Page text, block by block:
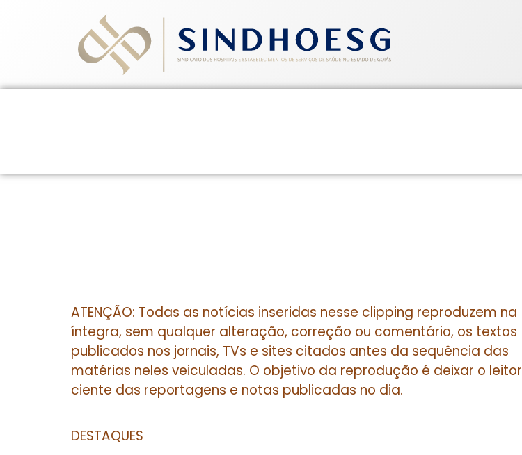
ATENÇÃO: Todas as notícias inseridas nesse clipping reproduzem na
íntegra, sem qualquer alteração, correção ou comentário, os textos
publicados nos jornais, TVs e sites citados antes da sequência das
matérias neles veiculadas. O objetivo da reprodução é deixar o leitor
ciente das reportagens e notas publicadas no dia.
DESTAQUES